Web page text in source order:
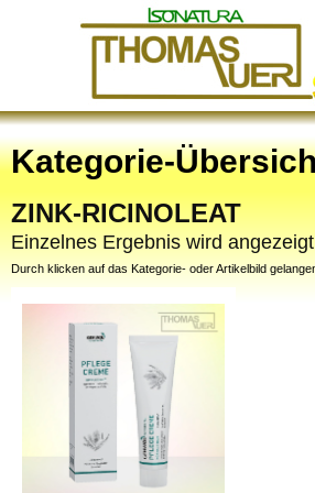
Kategorie-
ZINK-RICINOLEAT
Einzelnes Ergebnis wird angezeigt
Durch klicken auf das Kategorie- oder Artikelbild